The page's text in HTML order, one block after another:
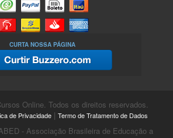
CURTA NOSSA PÁGINA
Online. Todos os direitos reservados.
de Privacidade| Termo de Tratamento de Dados
- Associação Brasileira de Educação a